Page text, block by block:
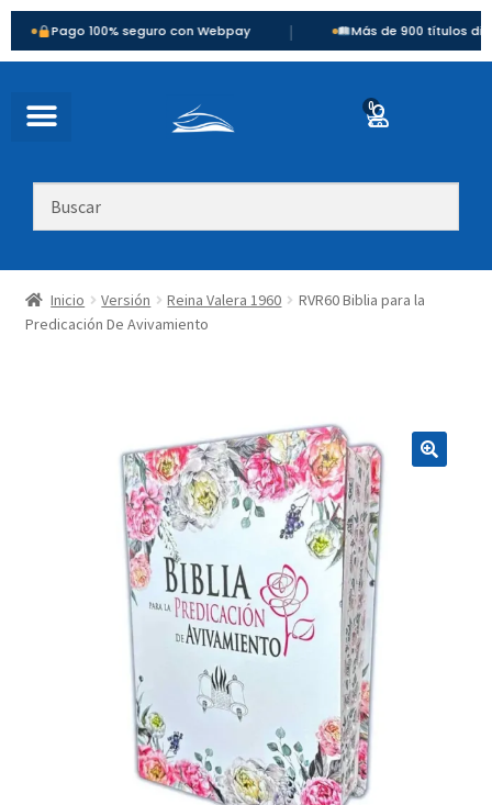
100% seguro con Webpay | Más de 900 títulos disponibles
0
Inicio Versión Reina Valera 1960
RVR60 Biblia para la
Predicación De Avivamiento